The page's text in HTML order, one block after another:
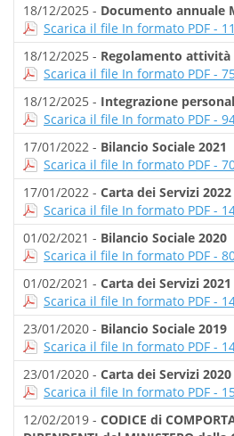
18/12/2025 - Documento annuale
Scarica il file In formato PDF -
18/12/2025 - Regolamento attività
Scarica il file In formato PDF -
18/12/2025 - Integrazione
Scarica il file In formato PDF -
17/01/2022 - Bilancio Sociale 2021
Scarica il file In formato PDF -
17/01/2022 - Carta dei Servizi 2022
Scarica il file In formato PDF -
01/02/2021 - Bilancio Sociale 2020
Scarica il file In formato PDF -
01/02/2021 - Carta dei Servizi 2021
Scarica il file In formato PDF -
23/01/2020 - Bilancio Sociale 2019
Scarica il file In formato PDF -
23/01/2020 - Carta dei Servizi 2020
Scarica il file In formato PDF -
12/02/2019 - CODICE di